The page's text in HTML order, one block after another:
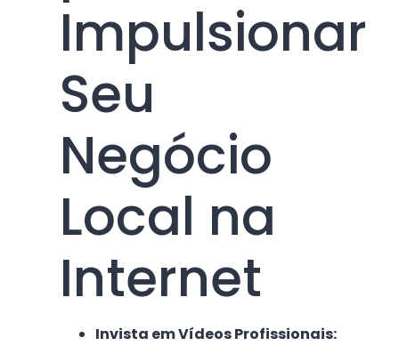
Impulsionar
Seu
Negócio
Local na
Internet
Invista em Vídeos Profissionais: